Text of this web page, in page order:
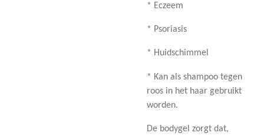
* Eczeem
* Psoriasis
* Huidschimmel
* Kan als shampoo tegen
roos in het haar gebruikt
worden.
De bodygel zorgt dat,